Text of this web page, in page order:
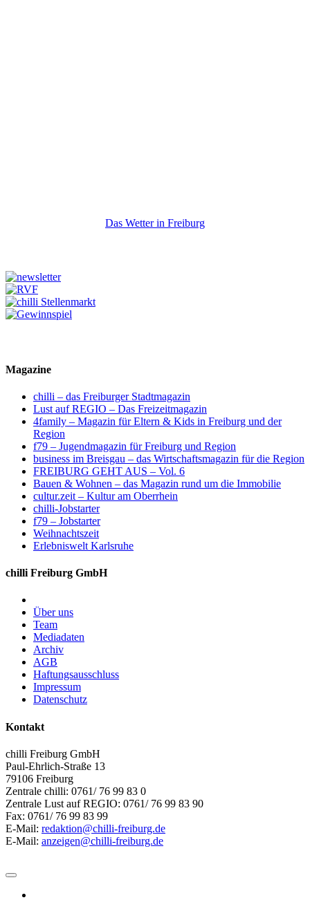
Das Wetter in Freiburg
Magazine
chilli – das Freiburger Stadtmagazin
Lust auf REGIO – Das Freizeitmagazin
4family – Magazin für Eltern & Kids in Freiburg und der
Region
f79 – Jugendmagazin für Freiburg und Region
business im Breisgau – das Wirtschaftsmagazin für die Region
FREIBURG GEHT AUS – Vol. 6
Bauen & Wohnen – das Magazin rund um die Immobilie
cultur.zeit – Kultur am Oberrhein
chilli-Jobstarter
f79 – Jobstarter
Weihnachtszeit
Erlebniswelt Karlsruhe
chilli Freiburg GmbH
Über uns
Team
Mediadaten
Archiv
AGB
Haftungsausschluss
Impressum
Datenschutz
Kontakt
chilli Freiburg GmbH
Paul-Ehrlich-Straße 13
79106 Freiburg
Zentrale chilli: 0761/ 76 99 83 0
Zentrale Lust auf REGIO: 0761/ 76 99 83 90
Fax: 0761/ 76 99 83 99
E-Mail: redaktion@chilli-freiburg.de
E-Mail: anzeigen@chilli-freiburg.de